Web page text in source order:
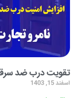
تقویت درب ضد
اسفند 15, 1403